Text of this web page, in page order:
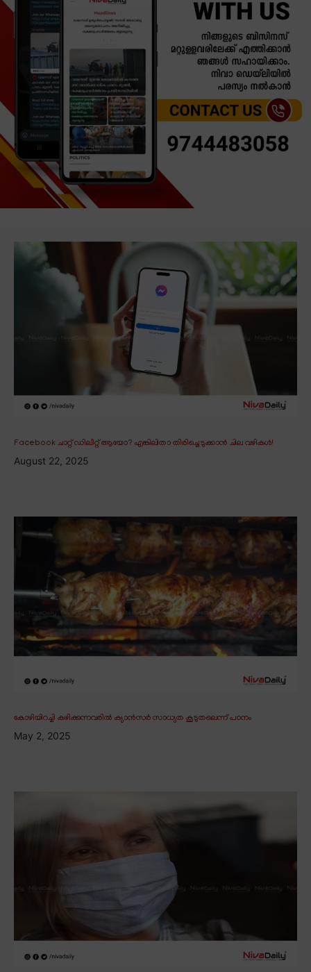
Facebook ചാറ്റ് ഡിലീറ്റ് ആയോ? എങ്കിലിതാ തിരിച്ചെടുക്കാൻ ചില വഴികൾ!
August 22, 2025
കോഴിയിറച്ചി കഴിക്കുന്നവരിൽ ക്യാൻസർ സാധ്യത കൂടുതലെന്ന് പഠനം
May 2, 2025